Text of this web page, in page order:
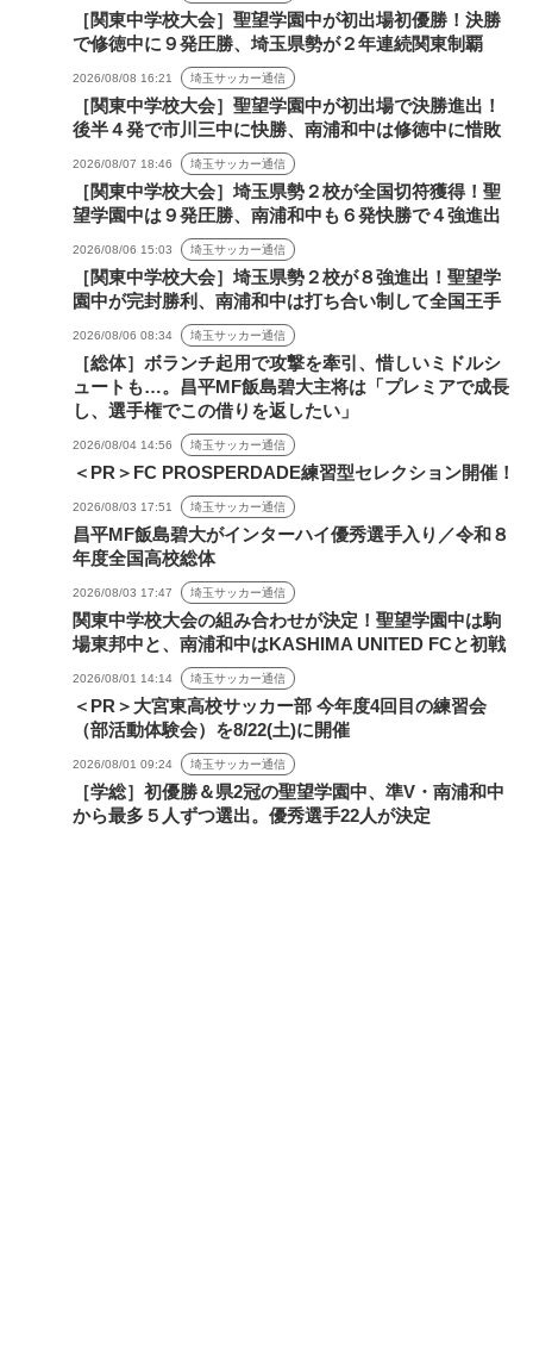
［関東中学校大会］聖望学園中が初出場初優勝！決勝
で修徳中に９発圧勝、埼玉県勢が２年連続関東制覇
2026/08/08 16:21 埼玉サッカー通信
［関東中学校大会］聖望学園中が初出場で決勝進出！
後半４発で市川三中に快勝、南浦和中は修徳中に惜敗
2026/08/07 18:46 埼玉サッカー通信
［関東中学校大会］埼玉県勢２校が全国切符獲得！聖
望学園中は９発圧勝、南浦和中も６発快勝で４強進出
2026/08/06 15:03 埼玉サッカー通信
［関東中学校大会］埼玉県勢２校が８強進出！聖望学
園中が完封勝利、南浦和中は打ち合い制して全国王手
2026/08/06 08:34 埼玉サッカー通信
［総体］ボランチ起用で攻撃を牽引、惜しいミドルシ
ュートも…。昌平MF飯島碧大主将は「プレミアで成長
し、選手権でこの借りを返したい」
2026/08/04 14:56 埼玉サッカー通信
＜PR＞FC PROSPERDADE練習型セレクション開催！
2026/08/03 17:51 埼玉サッカー通信
昌平MF飯島碧大がインターハイ優秀選手入り／令和８
年度全国高校総体
2026/08/03 17:47 埼玉サッカー通信
関東中学校大会の組み合わせが決定！聖望学園中は駒
場東邦中と、南浦和中はKASHIMA UNITED FCと初戦
2026/08/01 14:14 埼玉サッカー通信
＜PR＞大宮東高校サッカー部 今年度4回目の練習会
（部活動体験会）を8/22(土)に開催
2026/08/01 09:24 埼玉サッカー通信
［学総］初優勝＆県2冠の聖望学園中、準V・南浦和中
から最多５人ずつ選出。優秀選手22人が決定